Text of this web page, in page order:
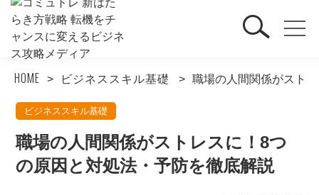
HOME ビジネススキル基礎 職場の人間関係がスト
ビジネススキル基礎
職場の人間関係がストレスに！8つ
の原因と対処法・予防を徹底解説